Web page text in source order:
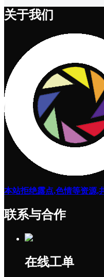
关于我们
本站拒绝露点,色情等资源,
联系与合作
在线工单